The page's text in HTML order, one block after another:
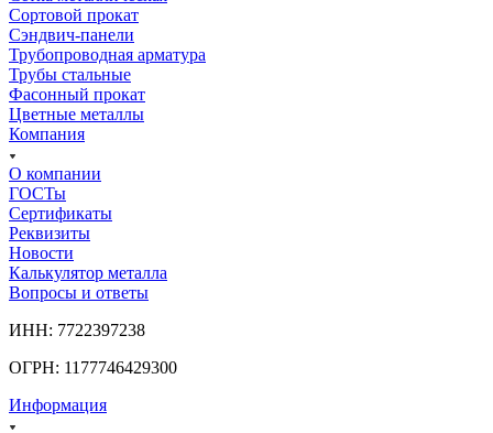
Сортовой прокат
Сэндвич-панели
Трубопроводная арматура
Трубы стальные
Фасонный прокат
Цветные металлы
Компания
О компании
ГОСТы
Сертификаты
Реквизиты
Новости
Калькулятор металла
Вопросы и ответы
ИНН: 7722397238
ОГРН: 1177746429300
Информация